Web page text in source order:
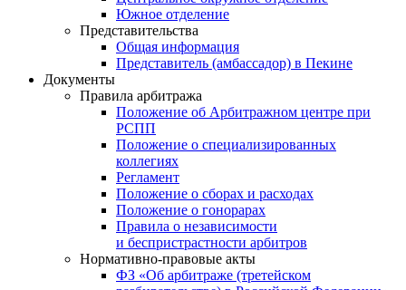
Южное отделение
Представительства
Общая информация
Представитель (амбассадор) в Пекине
Документы
Правила арбитража
Положение об Арбитражном центре при
РСПП
Положение о специализированных
коллегиях
Регламент
Положение о сборах и расходах
Положение о гонорарах
Правила о независимости
и беспристрастности арбитров
Нормативно-правовые акты
ФЗ «Об арбитраже (третейском